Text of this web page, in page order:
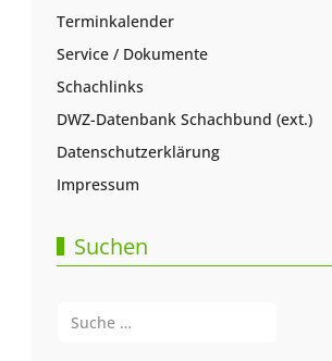
Terminkalender
Service / Dokumente
Schachlinks
DWZ-Datenbank Schachbund (ext.)
Datenschutzerklärung
Impressum
Suchen